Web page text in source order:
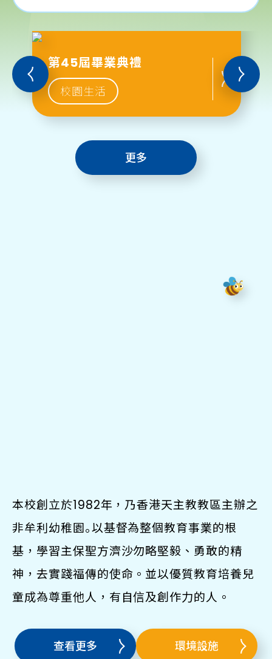
第45屆畢業典禮
校園生活
更多
本校創立於1982年，乃香港天主教教區主辦之
非牟利幼稚園｡以基督為整個教育事業的根
基，學習主保聖方濟沙勿略堅毅、勇敢的精
神，去實踐福傳的使命。並以優質教育培養兒
童成為尊重他人，有自信及創作力的人。
查看更多 環境設施